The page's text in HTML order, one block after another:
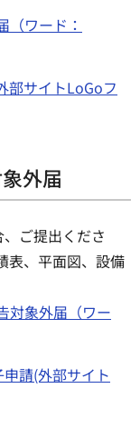
（ワード：
部サイトLoGoフ
外届
ご提出くださ
表、平面図、設備
対象外届（ワー
請(外部サイト